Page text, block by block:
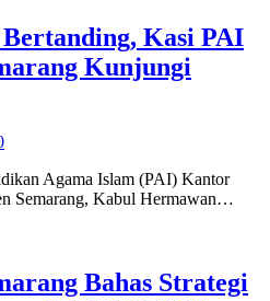
Kasi PAI
Kunjungi
Agama Islam (PAI) Kantor
Semarang, Kabul Hermawan…
Bahas Strategi